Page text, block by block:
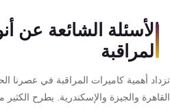
الأسئلة الشائعة عن
المراقبة
أهمية كاميرات المراقبة في عصرنا
والجيزة والإسكندرية. يطرح الكثير